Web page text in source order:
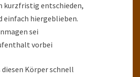
kurzfristig entschieden,
einfach hiergeblieben.
sei
vorbei
diesen Körper schnell